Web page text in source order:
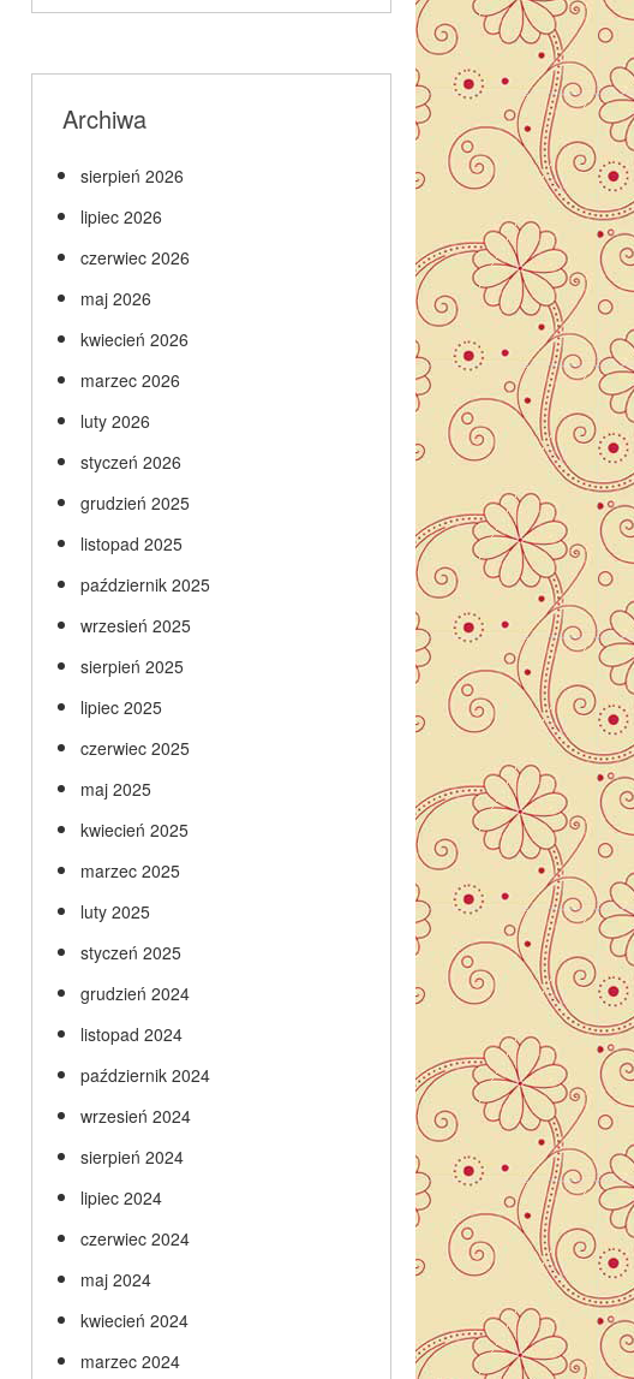
Archiwa
sierpień 2026
lipiec 2026
czerwiec 2026
maj 2026
kwiecień 2026
marzec 2026
luty 2026
styczeń 2026
grudzień 2025
listopad 2025
październik 2025
wrzesień 2025
sierpień 2025
lipiec 2025
czerwiec 2025
maj 2025
kwiecień 2025
marzec 2025
luty 2025
styczeń 2025
grudzień 2024
listopad 2024
październik 2024
wrzesień 2024
sierpień 2024
lipiec 2024
czerwiec 2024
maj 2024
kwiecień 2024
marzec 2024